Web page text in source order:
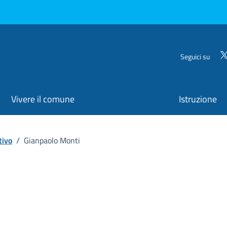
Seguici su
Vivere il comune Istruzione
/ Gianpaolo Monti